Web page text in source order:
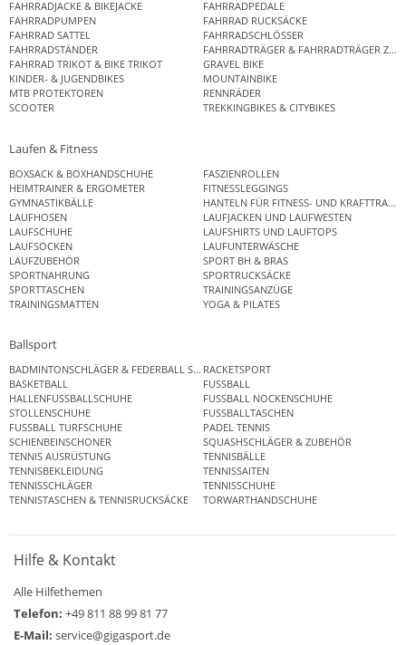
FAHRRADJACKE & BIKEJACKE
FAHRRADPEDALE
FAHRRADPUMPEN
FAHRRAD RUCKSÄCKE
FAHRRAD SATTEL
FAHRRADSCHLÖSSER
FAHRRADSTÄNDER
FAHRRADTRÄGER & FAHRRADTRÄGER
FAHRRAD TRIKOT & BIKE TRIKOT
GRAVEL BIKE
KINDER- & JUGENDBIKES
MOUNTAINBIKE
MTB PROTEKTOREN
RENNRÄDER
SCOOTER
TREKKINGBIKES & CITYBIKES
Laufen & Fitness
BOXSACK & BOXHANDSCHUHE
FASZIENROLLEN
HEIMTRAINER & ERGOMETER
FITNESSLEGGINGS
GYMNASTIKBÄLLE
HANTELN FÜR FITNESS- UND
LAUFHOSEN
LAUFJACKEN UND LAUFWESTEN
LAUFSCHUHE
LAUFSHIRTS UND LAUFTOPS
LAUFSOCKEN
LAUFUNTERWÄSCHE
LAUFZUBEHÖR
SPORT BH & BRAS
SPORTNAHRUNG
SPORTRUCKSÄCKE
SPORTTASCHEN
TRAININGSANZÜGE
TRAININGSMATTEN
YOGA & PILATES
Ballsport
BADMINTONSCHLÄGER & FEDERBALL SETSRACKETSPORT
BASKETBALL
FUSSBALL
HALLENFUSSBALLSCHUHE
FUSSBALL NOCKENSCHUHE
STOLLENSCHUHE
FUSSBALLTASCHEN
FUSSBALL TURFSCHUHE
PADEL TENNIS
SCHIENBEINSCHONER
SQUASHSCHLÄGER & ZUBEHÖR
TENNIS AUSRÜSTUNG
TENNISBÄLLE
TENNISBEKLEIDUNG
TENNISSAITEN
TENNISSCHLÄGER
TENNISSCHUHE
TENNISTASCHEN & TENNISRUCKSÄCKE
TORWARTHANDSCHUHE
Hilfe & Kontakt
Alle Hilfethemen
Telefon: +49 811 88 99 81 77
E-Mail: service@gigasport.de